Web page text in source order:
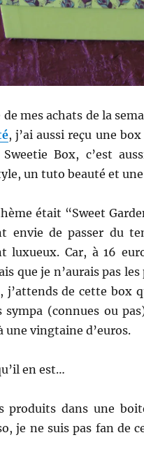
mes achats de la
, j’ai aussi reçu une
Box, c’est
un tuto beauté et une
était “Sweet
envie de passer du
luxueux. Car, à 16
que je n’aurais pas
j’attends de cette box
sympa (connues ou
une vingtaine d’euros.
en est…
produits dans une
je ne suis pas fan de